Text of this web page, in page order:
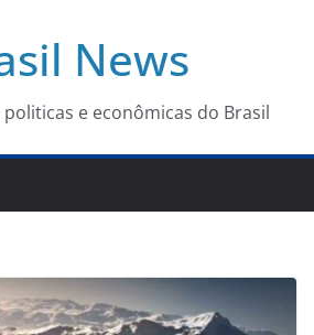
News
politicas e econômicas do Brasil